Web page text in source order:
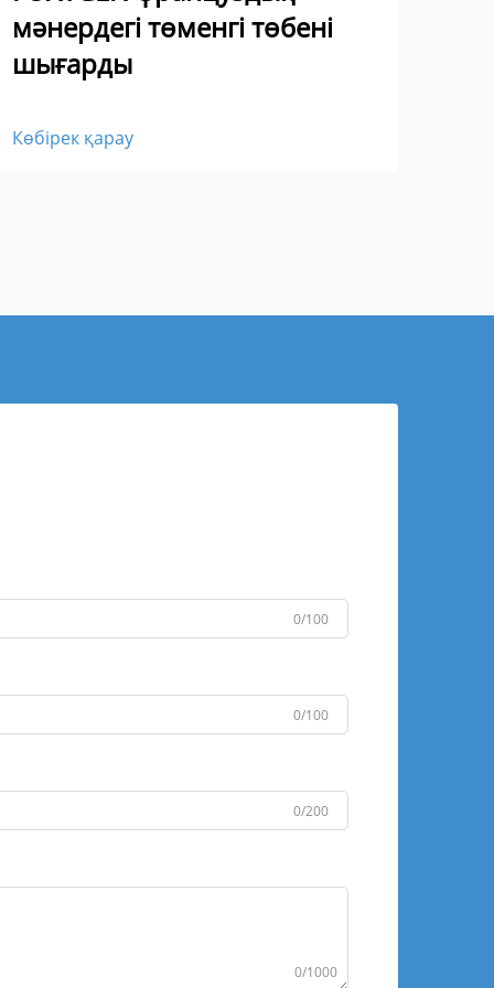
мәнердегі төменгі төбені
шығарды
Көбірек қарау
0/100
0/100
0/200
0/1000